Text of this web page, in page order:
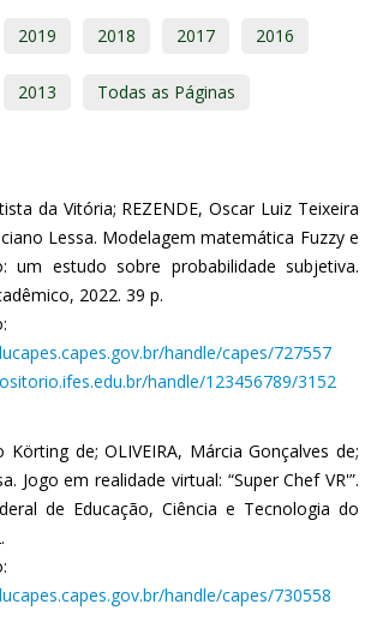
2019 2018 2017 2016
2013 Todas as Páginas
da Vitória; REZENDE, Oscar Luiz Teixeira
Lessa. Modelagem matemática Fuzzy e
um estudo sobre probabilidade subjetiva.
2022. 39 p.
handle/capes/727557
handle/123456789/3152
Körting de; OLIVEIRA, Márcia Gonçalves de;
Jogo em realidade virtual: “Super Chef VR'”.
de Educação, Ciência e Tecnologia do
handle/capes/730558